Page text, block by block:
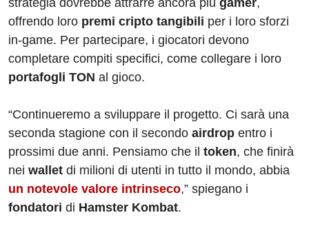
offrendo loro premi cripto tangibili per i loro sforzi
in-game. Per partecipare, i giocatori devono
completare compiti specifici, come collegare i loro
portafogli TON al gioco.
“Continueremo a sviluppare il progetto. Ci sarà una
seconda stagione con il secondo airdrop entro i
prossimi due anni. Pensiamo che il token, che finirà
nei wallet di milioni di utenti in tutto il mondo, abbia
un notevole valore intrinseco,” spiegano i
fondatori di Hamster Kombat.